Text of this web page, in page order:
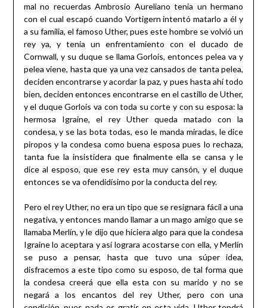
mal no recuerdas Ambrosio Aureliano tenia un hermano
con el cual escapó cuando Vortigern intentó matarlo a él y
a su familia, el famoso Uther, pues este hombre se volvió un
rey ya, y tenia un enfrentamiento con el ducado de
Cornwall, y su duque se llama Gorlois, entonces pelea va y
pelea viene, hasta que ya una vez cansados de tanta pelea,
deciden encontrarse y acordar la paz, y pues hasta ahí todo
bien, deciden entonces encontrarse en el castillo de Uther,
y el duque Gorlois va con toda su corte y con su esposa: la
hermosa Igraine, el rey Uther queda matado con la
condesa, y se las bota todas, eso le manda miradas, le dice
piropos y la condesa como buena esposa pues lo rechaza,
tanta fue la insistidera que finalmente ella se cansa y le
dice al esposo, que ese rey esta muy cansón, y el duque
entonces se va ofendidísimo por la conducta del rey.
Pero el rey Uther, no era un tipo que se resignara fácil a una
negativa, y entonces mando llamar a un mago amigo que se
llamaba Merlín, y le dijo que hiciera algo para que la condesa
Igraine lo aceptara y así lograra acostarse con ella, y Merlín
se puso a pensar, hasta que tuvo una súper idea,
disfracemos a este tipo como su esposo, de tal forma que
la condesa creerá que ella esta con su marido y no se
negará a los encantos del rey Uther, pero con una